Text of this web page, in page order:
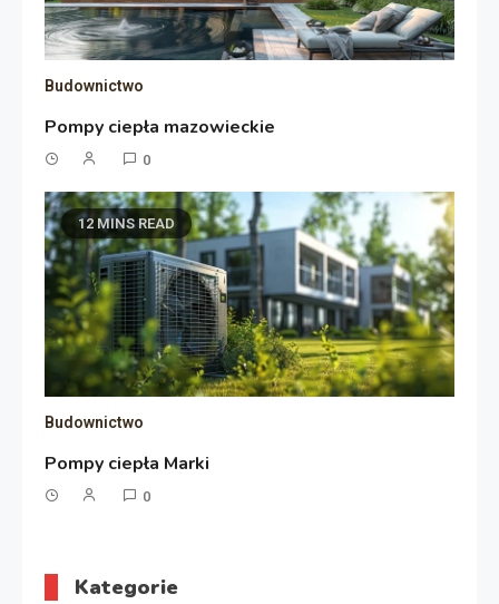
Budownictwo
Pompy ciepła mazowieckie
0
12 MINS READ
Budownictwo
Pompy ciepła Marki
0
Kategorie